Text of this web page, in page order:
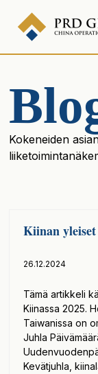
Kokeneiden
Kiinan
26.12.2024
Tämä artikkeli
Kiinassa 2025.
Taiwanissa on
Juhla
Kevätjuhla,